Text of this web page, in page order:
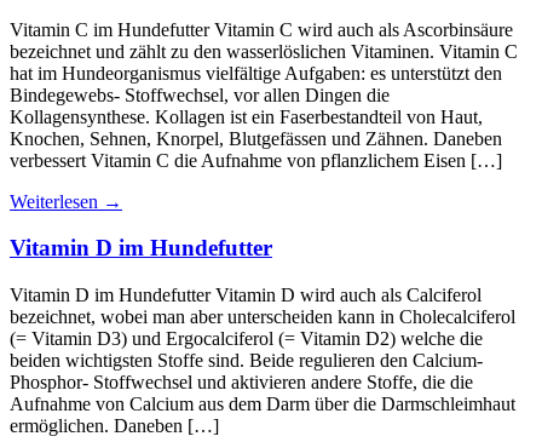
Vitamin C im Hundefutter Vitamin C wird auch als Ascorbinsäure
bezeichnet und zählt zu den wasserlöslichen Vitaminen. Vitamin C
hat im Hundeorganismus vielfältige Aufgaben: es unterstützt den
Bindegewebs- Stoffwechsel, vor allen Dingen die
Kollagensynthese. Kollagen ist ein Faserbestandteil von Haut,
Knochen, Sehnen, Knorpel, Blutgefässen und Zähnen. Daneben
verbessert Vitamin C die Aufnahme von pflanzlichem Eisen […]
Weiterlesen →
Vitamin D im Hundefutter
Vitamin D im Hundefutter Vitamin D wird auch als Calciferol
bezeichnet, wobei man aber unterscheiden kann in Cholecalciferol
(= Vitamin D3) und Ergocalciferol (= Vitamin D2) welche die
beiden wichtigsten Stoffe sind. Beide regulieren den Calcium-
Phosphor- Stoffwechsel und aktivieren andere Stoffe, die die
Aufnahme von Calcium aus dem Darm über die Darmschleimhaut
ermöglichen. Daneben […]